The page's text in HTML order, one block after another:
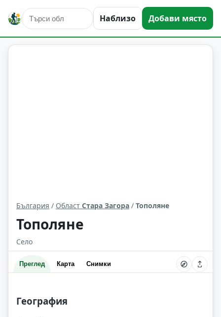
Наблизо Добави място
Тополяне Област: Стара Загора
България / Област Стара Загора / Тополяне
Тополяне
Село
Преглед Карта Снимки
География